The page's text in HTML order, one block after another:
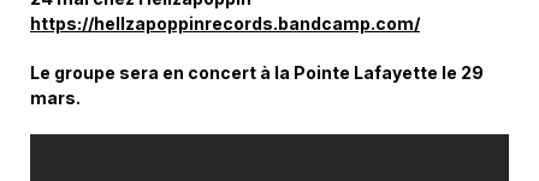
https://hellzapoppinrecords.bandcamp.com/
Le groupe sera en concert à la Pointe Lafayette le 29
mars.